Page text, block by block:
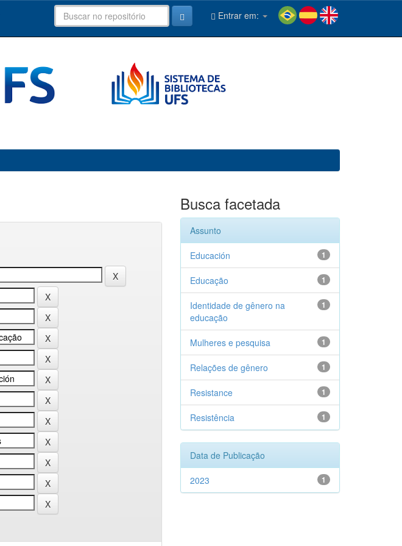
Entrar em:
Busca facetada
Assunto
1
Educación
1
Educação
1
Identidade de gênero na
educação
1
Mulheres e pesquisa
1
Relações de gênero
1
Resistance
1
Resistência
Data de Publicação
1
2023